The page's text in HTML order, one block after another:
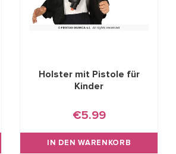
Holster mit Pistole für
Kinder
€5.99
IN DEN WARENKORB